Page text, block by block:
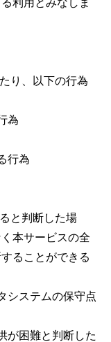
利用とみなしま
り、以下の行為
為
行為
と判断した場
本サービスの全
ることができる
システムの保守点
が困難と判断した